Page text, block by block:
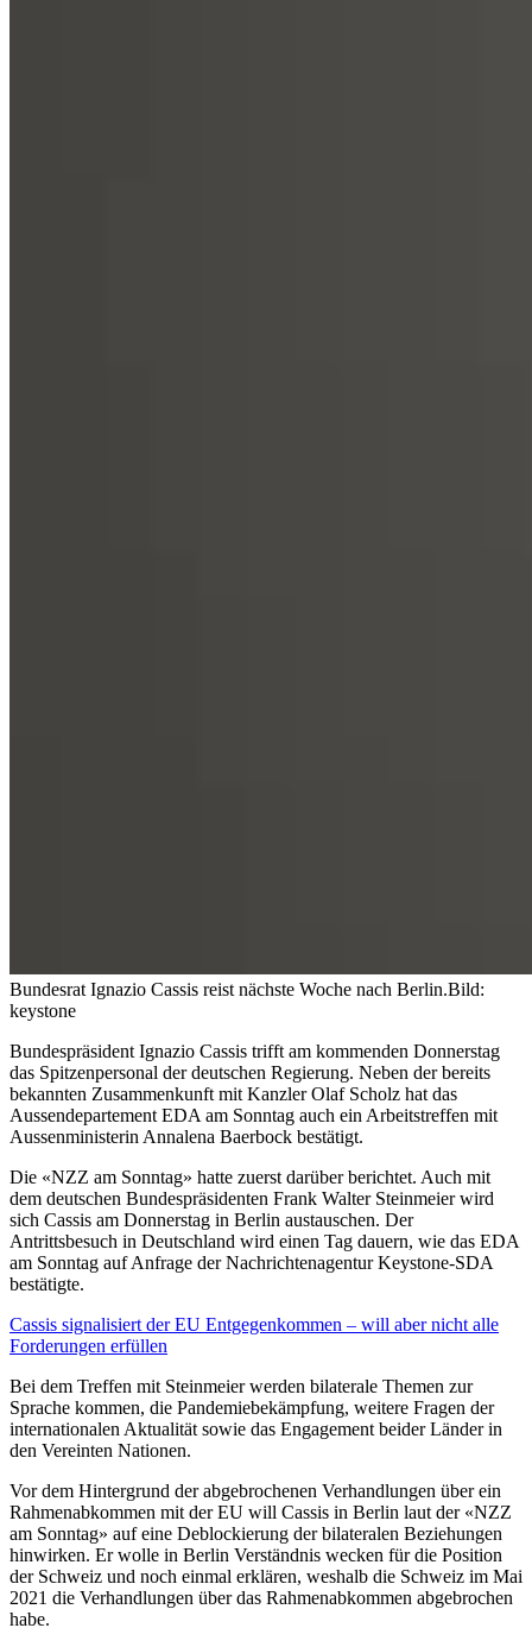
Bundesrat Ignazio Cassis reist nächste Woche nach Berlin.Bild:
keystone
Bundespräsident Ignazio Cassis trifft am kommenden Donnerstag
das Spitzenpersonal der deutschen Regierung. Neben der bereits
bekannten Zusammenkunft mit Kanzler Olaf Scholz hat das
Aussendepartement EDA am Sonntag auch ein Arbeitstreffen mit
Aussenministerin Annalena Baerbock bestätigt.
Die «NZZ am Sonntag» hatte zuerst darüber berichtet. Auch mit
dem deutschen Bundespräsidenten Frank Walter Steinmeier wird
sich Cassis am Donnerstag in Berlin austauschen. Der
Antrittsbesuch in Deutschland wird einen Tag dauern, wie das EDA
am Sonntag auf Anfrage der Nachrichtenagentur Keystone-SDA
bestätigte.
Cassis signalisiert der EU Entgegenkommen – will aber nicht alle
Forderungen erfüllen
Bei dem Treffen mit Steinmeier werden bilaterale Themen zur
Sprache kommen, die Pandemiebekämpfung, weitere Fragen der
internationalen Aktualität sowie das Engagement beider Länder in
den Vereinten Nationen.
Vor dem Hintergrund der abgebrochenen Verhandlungen über ein
Rahmenabkommen mit der EU will Cassis in Berlin laut der «NZZ
am Sonntag» auf eine Deblockierung der bilateralen Beziehungen
hinwirken. Er wolle in Berlin Verständnis wecken für die Position
der Schweiz und noch einmal erklären, weshalb die Schweiz im Mai
2021 die Verhandlungen über das Rahmenabkommen abgebrochen
habe.